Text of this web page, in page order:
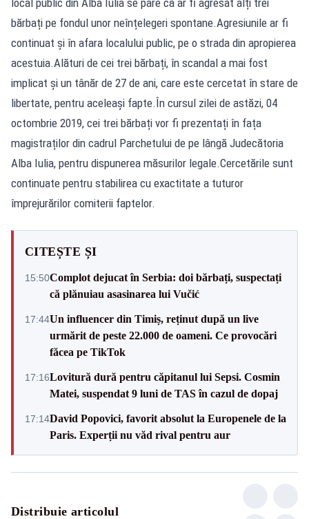
bărbați pe fondul unor neînțelegeri spontane.Agresiunile ar fi
continuat și în afara localului public, pe o strada din apropierea
acestuia.Alături de cei trei bărbați, în scandal a mai fost
implicat și un tânăr de 27 de ani, care este cercetat în stare de
libertate, pentru aceleași fapte.În cursul zilei de astăzi, 04
octombrie 2019, cei trei bărbați vor fi prezentați în fața
magistraților din cadrul Parchetului de pe lângă Judecătoria
Alba Iulia, pentru dispunerea măsurilor legale.Cercetările sunt
continuate pentru stabilirea cu exactitate a tuturor
împrejurărilor comiterii faptelor.
CITEȘTE ȘI
15:50Complot dejucat în Serbia: doi bărbați, suspectați
că plănuiau asasinarea lui Vučić
17:44Un influencer din Timiș, reținut după un live
urmărit de peste 22.000 de oameni. Ce provocări
făcea pe TikTok
17:16Lovitură dură pentru căpitanul lui Sepsi. Cosmin
Matei, suspendat 9 luni de TAS în cazul de dopaj
17:14David Popovici, favorit absolut la Europenele de la
Paris. Experții nu văd rival pentru aur
Distribuie articolul